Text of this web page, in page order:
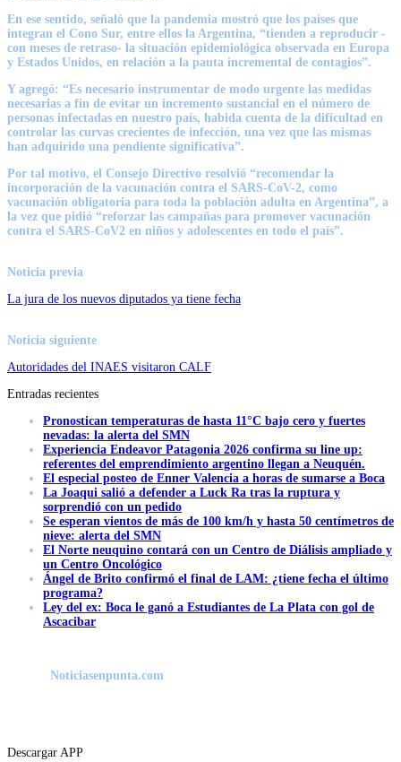
En ese sentido, señaló que la pandemia mostró que los países que
integran el Cono Sur, entre ellos la Argentina, “tienden a reproducir -
con meses de retraso- la situación epidemiológica observada en Europa
y Estados Unidos, en relación a la pauta incremental de contagios”.
Y agregó: “Es necesario instrumentar de modo urgente las medidas
necesarias a fin de evitar un incremento sustancial en el número de
personas infectadas en nuestro país, habida cuenta de la dificultad en
controlar las curvas crecientes de infección, una vez que las mismas
han adquirido una pendiente significativa”.
Por tal motivo, el Consejo Directivo resolvió “recomendar la
incorporación de la vacunación contra el SARS-CoV-2, como
vacunación obligatoria para toda la población adulta en Argentina”, a
la vez que pidió “reforzar las campañas para promover vacunación
contra el SARS-CoV2 en niños y adolescentes en todo el país”.
Noticia previa
La jura de los nuevos diputados ya tiene fecha
Noticia siguiente
Autoridades del INAES visitaron CALF
Entradas recientes
Pronostican temperaturas de hasta 11°C bajo cero y fuertes
nevadas: la alerta del SMN
Experiencia Endeavor Patagonia 2026 confirma su line up:
referentes del emprendimiento argentino llegan a Neuquén.
El especial posteo de Enner Valencia a horas de sumarse a Boca
La Joaqui salió a defender a Luck Ra tras la ruptura y
sorprendió con un pedido
Se esperan vientos de más de 100 km/h y hasta 50 centímetros de
nieve: alerta del SMN
El Norte neuquino contará con un Centro de Diálisis ampliado y
un Centro Oncológico
Ángel de Brito confirmó el final de LAM: ¿tiene fecha el último
programa?
Ley del ex: Boca le ganó a Estudiantes de La Plata con gol de
Ascacibar
Noticiasenpunta.com
Descargar APP